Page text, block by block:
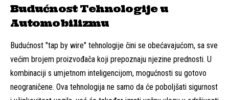
Budućnost Tehnologije u
Automobilizmu
Budućnost "tap by wire" tehnologije čini se obećavajućom, sa sve
većim brojem proizvođača koji prepoznaju njezine prednosti. U
kombinaciji s umjetnom inteligencijom, mogućnosti su gotovo
neograničene. Ova tehnologija ne samo da će poboljšati sigurnost